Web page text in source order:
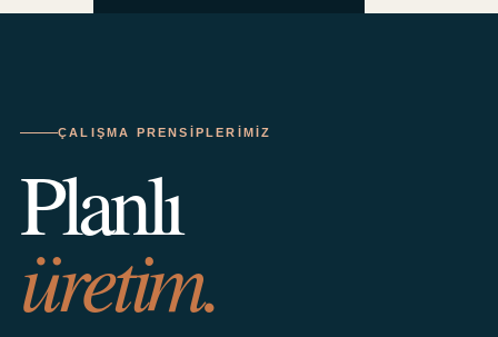
ÇALIŞMA PRENSIPLERIMIZ
Planlı
üretim.